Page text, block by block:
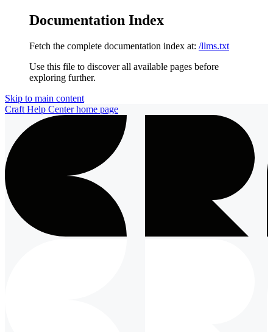
Documentation Index
Fetch the complete documentation index at: /llms.txt
Use this file to discover all available pages before
exploring further.
Skip to main content
Craft Help Centerhome page